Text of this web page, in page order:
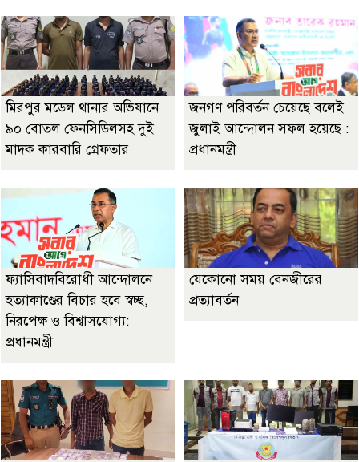
মিরপুর মডেল থানার অভিযানে
৯০ বোতল ফেনসিডিলসহ দুই
মাদক কারবারি গ্রেফতার
জনগণ পরিবর্তন চেয়েছে বলেই
জুলাই আন্দোলন সফল হয়েছে :
প্রধানমন্ত্রী
ফ্যাসিবাদবিরোধী আন্দোলনে
হত্যাকাণ্ডের বিচার হবে স্বচ্ছ,
নিরপেক্ষ ও বিশ্বাসযোগ্য:
প্রধানমন্ত্রী
যেকোনো সময় বেনজীরের
প্রত্যাবর্তন